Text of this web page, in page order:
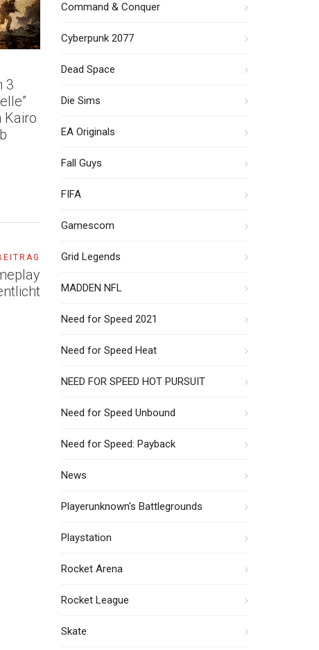
3
Kairo
Command & Conquer
Cyberpunk 2077
Dead Space
Die Sims
EA Originals
Fall Guys
FIFA
Gamescom
Grid Legends
MADDEN NFL
Need for Speed 2021
Need for Speed Heat
NEED FOR SPEED HOT PURSUIT
Need for Speed Unbound
Need for Speed: Payback
News
Playerunknown's Battlegrounds
Playstation
Rocket Arena
Rocket League
Skate